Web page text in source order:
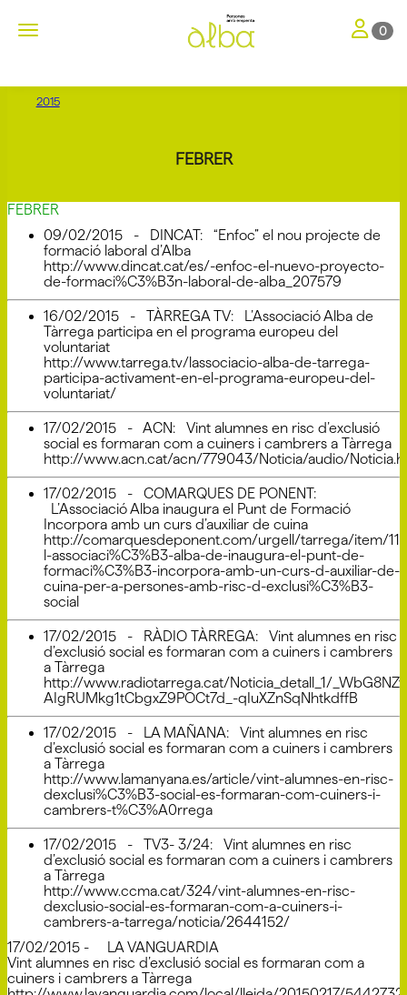
Toggle navigation Toggle
0
2015
FEBRER
FEBRER
09/02/2015 - DINCAT: “Enfoc” el nou projecte de
formació laboral d’Alba
http://www.dincat.cat/es/-enfoc-el-nuevo-proyecto-
de-formaci%C3%B3n-laboral-de-alba_207579
16/02/2015 - TÀRREGA TV: L’Associació Alba de
Tàrrega participa en el programa europeu del
voluntariat
http://www.tarrega.tv/lassociacio-alba-de-tarrega-
participa-activament-en-el-programa-europeu-del-
voluntariat/
17/02/2015 - ACN: Vint alumnes en risc d’exclusió
social es formaran com a cuiners i cambrers a Tàrrega
http://www.acn.cat/acn/779043/Noticia/audio/
17/02/2015 - COMARQUES DE PONENT:
L’Associació Alba inaugura el Punt de Formació
Incorpora amb un curs d’auxiliar de cuina
http://comarquesdeponent.com/urgell/tarrega/item/
l-associaci%C3%B3-alba-de-inaugura-el-punt-de-
formaci%C3%B3-incorpora-amb-un-curs-d-auxiliar-de-
cuina-per-a-persones-amb-risc-d-exclusi%C3%B3-
social
17/02/2015 - RÀDIO TÀRREGA: Vint alumnes en risc
d’exclusió social es formaran com a cuiners i cambrers
a Tàrrega
http://www.radiotarrega.cat/Noticia_detall_1/
AIgRUMkg1tCbgxZ9POCt7d_-qIuXZnSqNhtkdffB
17/02/2015 - LA MAÑANA: Vint alumnes en risc
d’exclusió social es formaran com a cuiners i cambrers
a Tàrrega
http://www.lamanyana.es/article/vint-alumnes-en-risc-
dexclusi%C3%B3-social-es-formaran-com-cuiners-i-
cambrers-t%C3%A0rrega
17/02/2015 - TV3- 3/24: Vint alumnes en risc
d’exclusió social es formaran com a cuiners i cambrers
a Tàrrega
http://www.ccma.cat/324/vint-alumnes-en-risc-
dexclusio-social-es-formaran-com-a-cuiners-i-
cambrers-a-tarrega/noticia/2644152/
17/02/2015 - LA VANGUARDIA
Vint alumnes en risc d’exclusió social es formaran com a
cuiners i cambrers a Tàrrega